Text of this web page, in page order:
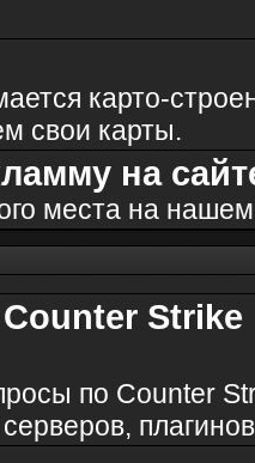
карто-
свои карты.
на
места на
Strike
по Counter